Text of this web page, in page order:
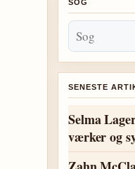
SOG
SENESTE
Selma
værker og